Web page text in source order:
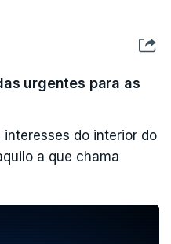
urgentes para as
interesses do interior do
a que chama